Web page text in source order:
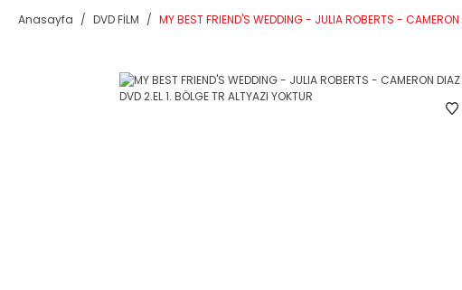
Anasayfa DVD FİLM MY BEST FRIEND'S WEDDING - JULIA ROBERTS -